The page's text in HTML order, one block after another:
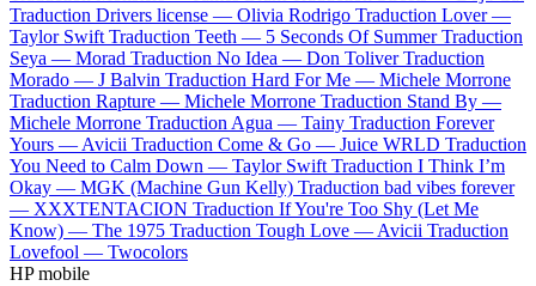
Traduction Drivers license — Olivia Rodrigo Traduction Lover —
Taylor Swift Traduction Teeth — 5 Seconds Of Summer Traduction
Seya — Morad Traduction No Idea — Don Toliver Traduction
Morado — J Balvin Traduction Hard For Me — Michele Morrone
Traduction Rapture — Michele Morrone Traduction Stand By —
Michele Morrone Traduction Agua — Tainy Traduction Forever
Yours —Avicii Traduction Come & Go — Juice WRLD Traduction
You Need to Calm Down — Taylor Swift Traduction I Think I’m
Okay — MGK (Machine Gun Kelly) Traduction bad vibes forever
— XXXTENTACION Traduction If You're Too Shy (Let Me
Know) — The 1975 Traduction Tough Love —Avicii Traduction
Lovefool — Twocolors
HP mobile